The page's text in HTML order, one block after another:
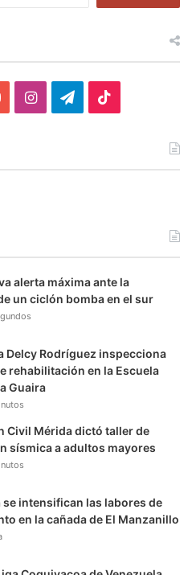
:
b
e
I
g
r
m
r
a
k
alerta máxima ante la
un ciclón bomba en el sur
Delcy Rodríguez inspecciona
rehabilitación en la Escuela
Guaira
Civil Mérida dictó taller de
sísmica a adultos mayores
se intensifican las labores de
en la cañada de El Manzanillo